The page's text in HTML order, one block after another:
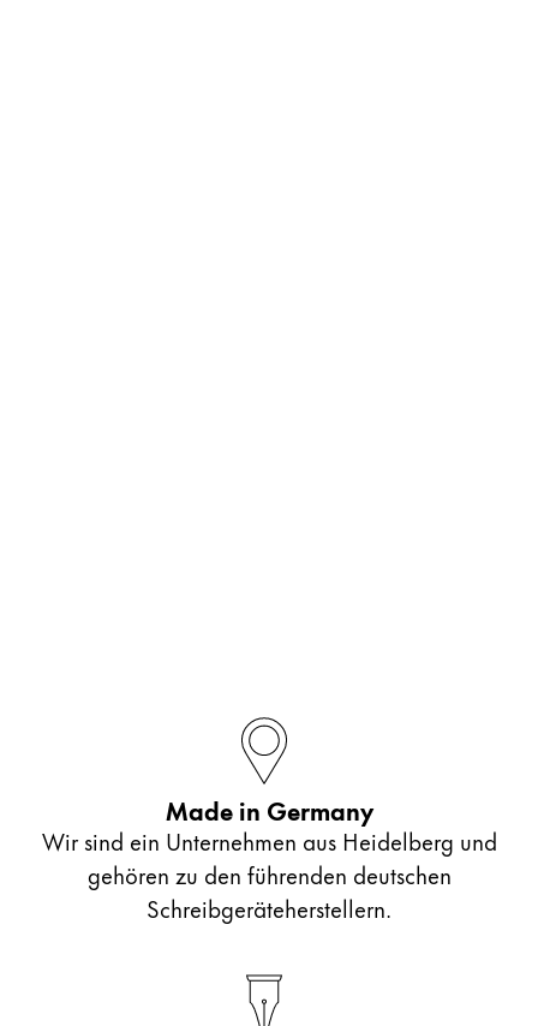
Made in Germany
Wir sind ein Unternehmen aus Heidelberg und
gehören zu den führenden deutschen
Schreibgeräteherstellern.